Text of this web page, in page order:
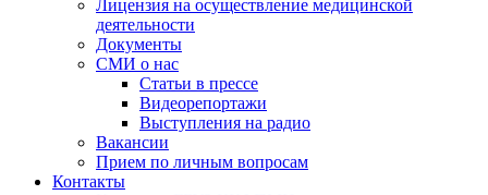
Лицензия на осуществление медицинской
деятельности
Документы
СМИ о нас
Статьи в прессе
Видеорепортажи
Выступления на радио
Вакансии
Прием по личным вопросам
Контакты